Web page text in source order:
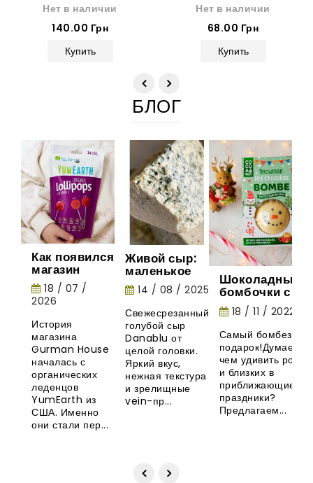
Нет в наличии
140.00 Грн
Купить
Нет в наличии
68.00 Грн
Купить
БЛОГ
Как появился
магазин
Gurman
House:
история
органических
леденцов
YumEarth
18 / 07 /
2026
История
магазина
Gurman House
началась с
органических
леденцов
YumEarth из
США. Именно
они стали пер...
Живой сыр:
маленькое
шоу природы
14 / 08 / 2025
Свежесрезанный
голубой сыр
Danablu от
целой головки.
Яркий вкус,
нежная текстура
и зрелищные
vein-пр...
Шоколадные
бомбочки с
маршмеллоу -
необычная
новинка из
18 / 11 / 2022
Самый бомбезный
подарок!Думаете,
чем удивить
и близких в
приближающиеся
праздники?
Предлагаем...